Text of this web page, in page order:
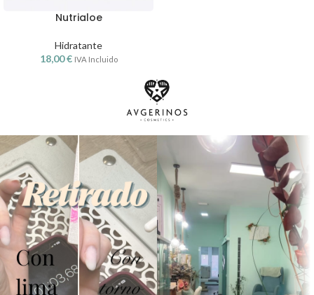
Nutrialoe
Hidratante
18,00€ IVA Incluido